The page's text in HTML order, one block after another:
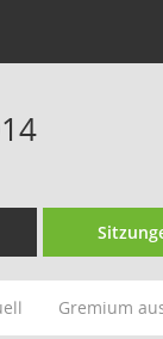
Gremium